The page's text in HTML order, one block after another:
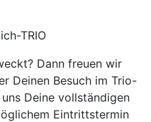
TRIO
Dann freuen wir
Deinen Besuch im Trio-
Deine vollständigen
Eintrittstermin